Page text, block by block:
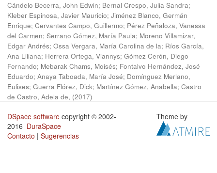
Cándelo Becerra, John Edwin; Bernal Crespo, Julia Sandra;
Kleber Espinosa, Javier Mauricio; Jiménez Blanco, Germán
Enrique; Cervantes Campo, Guillermo; Pérez Peñaloza, Vanessa
del Carmen; Serrano Gómez, María Paula; Moreno Villamizar,
Edgar Andrés; Ossa Vergara, María Carolina de la; Ríos García,
Ana Liliana; Herrera Ortega, Viannys; Gómez Cerón, Diego
Fernando; Mebarak Chams, Moisés; Fontalvo Hernández, José
Eduardo; Anaya Taboada, María José; Domínguez Merlano,
Eulises; Guerra Flórez, Dick; Martínez Gómez, Anabella; Castro
de Castro, Adela de, (2017)
DSpace software copyright © 2002-
2016 DuraSpace
Contacto | Sugerencias
Theme by